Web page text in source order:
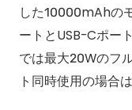
した10000mAhの
ートとUSB-Cポー
では最大20Wのフ
ト同時使用の場合